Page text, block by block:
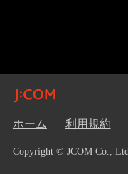
ホーム 利用規約
Copyright © JCOM Co.,